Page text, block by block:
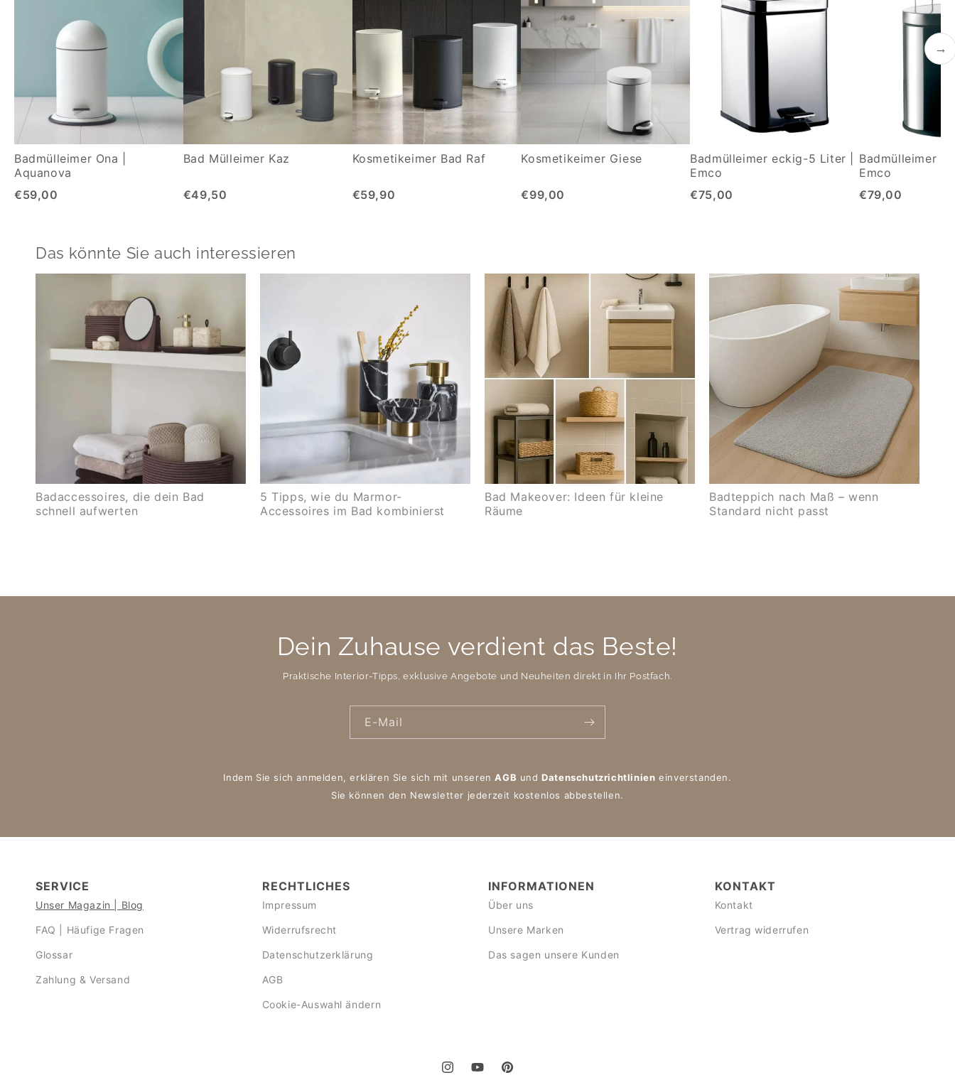
Badmülleimer Ona |
Aquanova
€59,00
Bad Mülleimer Kaz
€49,50
Kosmetikeimer Bad Raf
€59,90
Kosmetikeimer Giese
€99,00
Badmülleimer eckig-5 Liter |
Emco
€75,00
Badmülleimer
Emco
€79,00
→
Das könnte Sie auch interessieren
Badaccessoires, die dein Bad
schnell aufwerten
5 Tipps, wie du Marmor-
Accessoires im Bad kombinierst
Bad Makeover: Ideen für kleine
Räume
Badteppich nach Maß – wenn
Standard nicht passt
Dein Zuhause verdient das Beste!
Praktische Interior-Tipps, exklusive Angebote und Neuheiten direkt in Ihr Postfach.
E-Mail
Indem Sie sich anmelden, erklären Sie sich mit unserenAGB undDatenschutzrichtlinien einverstanden.
Sie können den Newsletter jederzeit kostenlos abbestellen.
SERVICE
Unser Magazin | Blog
FAQ | Häufige Fragen
Glossar
Zahlung & Versand
RECHTLICHES
Impressum
Widerrufsrecht
Datenschutzerklärung
AGB
Cookie-Auswahl ändern
INFORMATIONEN
Über uns
Unsere Marken
Das sagen unsere Kunden
KONTAKT
Kontakt
Vertrag widerrufen
InstagramYouTubePinterest